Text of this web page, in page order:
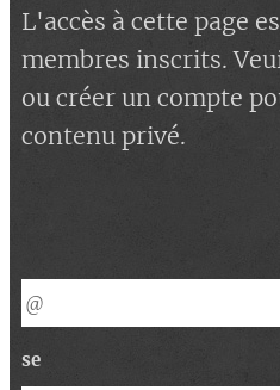
L'accès à cette page
membres inscrits.
ou créer un compte
contenu privé.
se